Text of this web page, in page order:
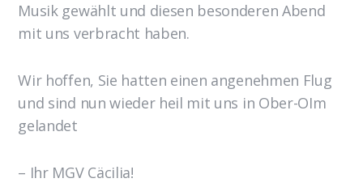
Musik gewählt und diesen besonderen Abend
mit uns verbracht haben.
Wir hoffen, Sie hatten einen angenehmen Flug
und sind nun wieder heil mit uns in Ober-OIm
gelandet
– Ihr MGV Cäcilia!